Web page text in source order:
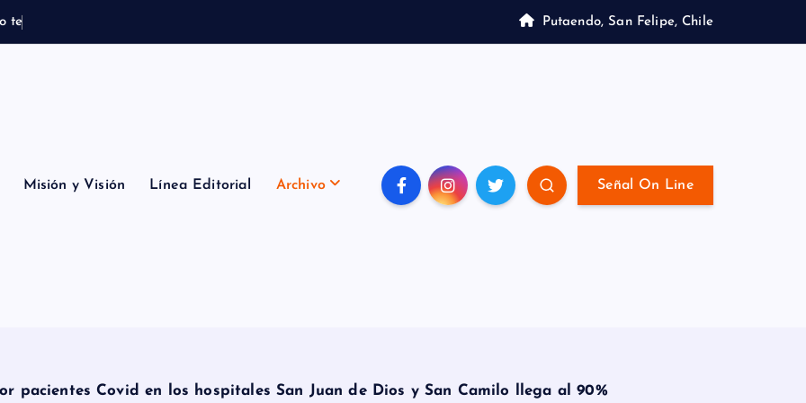
o te Putaendo, San Felipe, Chile
Misión y Visión Línea Editorial Archivo Señal On Line
pacientes Covid en los hospitales San Juan de Dios y San Camilo llega al 90%